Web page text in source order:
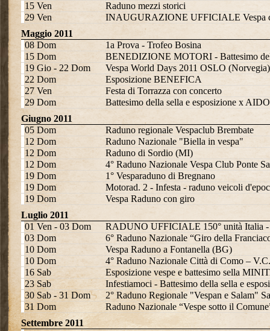
15 Ven
Raduno mezzi storici
29 Ven
INAUGURAZIONE UFFICIALE Vespa
Maggio 2011
08 Dom
1a Prova - Trofeo Bosina
15 Dom
BENEDIZIONE MOTORI - Battesimo
19 Gio - 22 Dom
Vespa World Days 2011 OSLO (Norvegia)
22 Dom
Esposizione BENEFICA
27 Ven
Festa di Torrazza con concerto
29 Dom
Battesimo della sella e esposizione x AIDO
Giugno 2011
05 Dom
Raduno regionale Vespaclub Brembate
12 Dom
Raduno Nazionale "Biella in vespa"
12 Dom
Raduno di Sordio (MI)
12 Dom
4° Raduno Nazionale Vespa Club Ponte
19 Dom
1° Vesparaduno di Bregnano
19 Dom
Motorad. 2 - Infesta - raduno veicoli
19 Dom
Vespa Raduno con giro
Luglio 2011
01 Ven - 03 Dom
RADUNO UFFICIALE 150° unità Italia
03 Dom
6° Raduno Nazionale “Giro della
10 Dom
Vespa Raduno a Fontanella (BG)
10 Dom
4° Raduno Nazionale Città di Como –
16 Sab
Esposizione vespe e battesimo sella
23 Sab
Infestiamoci - Battesimo della sella e
30 Sab - 31 Dom
2° Raduno Regionale "Vespan e Salam"
31 Dom
Raduno Nazionale “Vespe sotto il
Settembre 2011